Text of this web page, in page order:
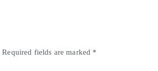
Required fields are marked *